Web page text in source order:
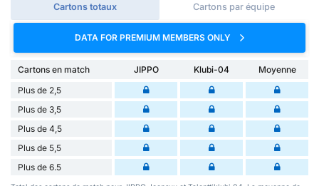
Cartons totaux Cartons par équipe
DATA FOR PREMIUM MEMBERS ONLY
Cartons en match JIPPO Klubi-04
Moyenne
Plus de 2,5
Plus de 3,5
Plus de 4,5
Plus de 5,5
Plus de 6.5